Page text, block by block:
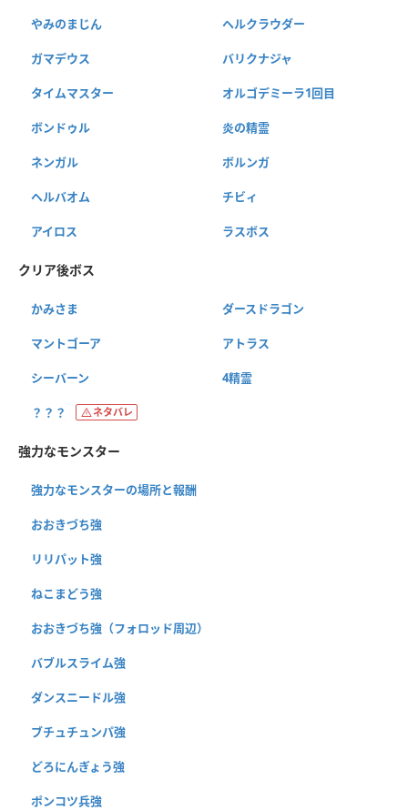
やみのまじん ヘルクラウダー
ガマデウス バリクナジャ
タイムマスター オルゴデミーラ1回目
ボンドゥル 炎の精霊
ネンガル ボルンガ
ヘルバオム チビィ
アイロス ラスボス
クリア後ボス
かみさま ダースドラゴン
マントゴーア アトラス
シーバーン 4精霊
？？？ ネタバレ
強力なモンスター
強力なモンスターの場所と報酬
おおきづち強
リリパット強
ねこまどう強
おおきづち強（フォロッド周辺）
バブルスライム強
ダンスニードル強
ブチュチュンパ強
どろにんぎょう強
ポンコツ兵強